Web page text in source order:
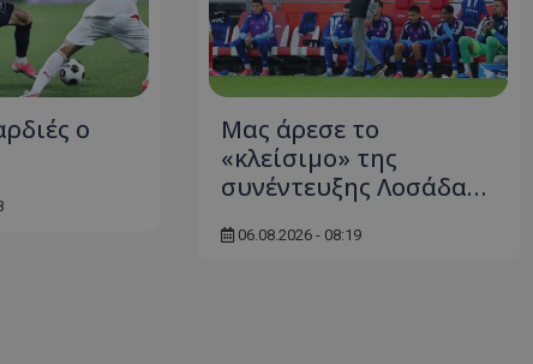
ο
Μας άρεσε το
«κλείσιμο» της
συνέντευξης Λοσάδα…
06.08.2026 - 08:19